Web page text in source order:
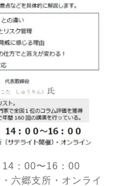
：00〜16：00
六郷支所・オンライ